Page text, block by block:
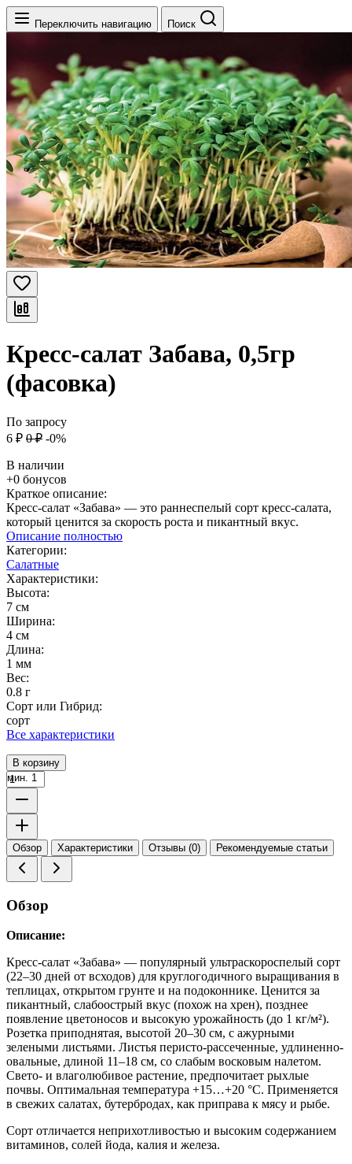
Переключить навигацию Поиск
Кресс-салат Забава, 0,5гр
(фасовка)
По запросу
6 ₽ 0 ₽ -0%
В наличии
+0 бонусов
Краткое описание:
Кресс-салат «Забава» — это раннеспелый сорт кресс-салата,
который ценится за скорость роста и пикантный вкус.
Описание полностью
Категории:
Салатные
Характеристики:
Высота:
7 см
Ширина:
4 см
Длина:
1 мм
Вес:
0.8 г
Сорт или Гибрид:
сорт
Все характеристики
В корзину
мин. 1
Обзор Характеристики Отзывы (0) Рекомендуемые статьи
Обзор
Описание:
Кресс-салат «Забава» — популярный ультраскороспелый сорт
(22–30 дней от всходов) для круглогодичного выращивания в
теплицах, открытом грунте и на подоконнике. Ценится за
пикантный, слабоострый вкус (похож на хрен), позднее
появление цветоносов и высокую урожайность (до 1 кг/м²).
Розетка приподнятая, высотой 20–30 см, с ажурными
зелеными листьями. Листья перисто-рассеченные, удлиненно-
овальные, длиной 11–18 см, со слабым восковым налетом.
Свето- и влаголюбивое растение, предпочитает рыхлые
почвы. Оптимальная температура +15…+20 °C. Применяется
в свежих салатах, бутербродах, как приправа к мясу и рыбе.
Сорт отличается неприхотливостью и высоким содержанием
витаминов, солей йода, калия и железа.